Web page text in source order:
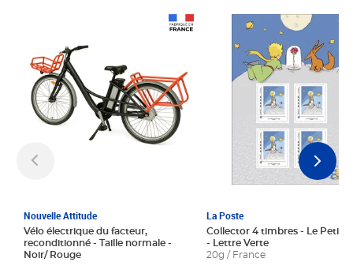
Nouvelle Attitude
Vélo électrique du facteur,
reconditionné - Taille normale -
Noir/ Rouge
La Poste
Collector 4 timbres - Le Petit
- Lettre Verte
20g / France
Prix 6,25€ HT